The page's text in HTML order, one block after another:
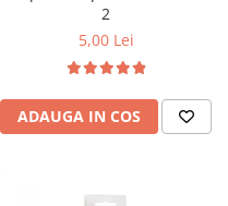
2
5,00 Lei
ADAUGA IN COS